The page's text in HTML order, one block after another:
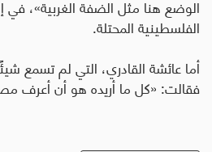
الوضع هنا مثل الضفة الغربية»، في
الفلسطينية المحتلة.
أما عائشة القادري، التي لم تسمع
فقالت: «كل ما أريده هو أن أعرف